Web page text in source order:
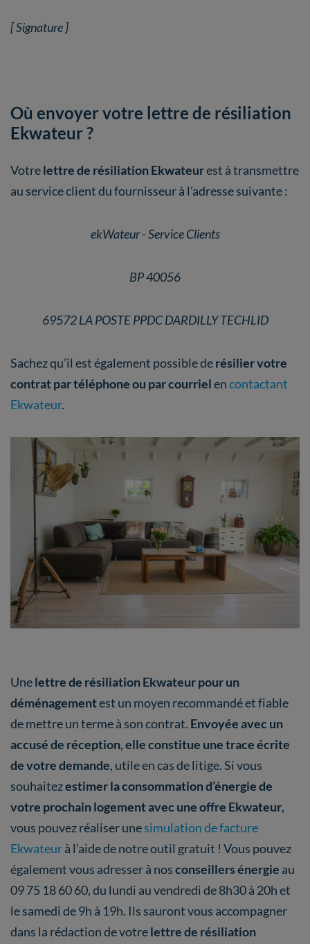
[ Signature ]
Où envoyer votre lettre de résiliation
Ekwateur ?
Votrelettre de résiliation Ekwateurest à transmettre
au service client du fournisseur à l’adresse suivante :
ekWateur - Service Clients
BP 40056
69572 LA POSTE PPDC DARDILLY TECHLID
Sachez qu’il est également possible derésilier votre
contrat par téléphone ou par courrielencontactant
Ekwateur.
Unelettre de résiliation Ekwateur pour un
déménagementest un moyen recommandé et fiable
de mettre un terme à son contrat. Envoyée avec un
accusé de réception, elle constitue une trace écrite
de votre demande, utile en cas de litige. Si vous
souhaitezestimer la consommation d’énergie de
votre prochain logement avec une offre Ekwateur,
vous pouvez réaliser unesimulation de facture
Ekwateurà l’aide de notre outil gratuit ! Vous pouvez
également vous adresser à nosconseillers énergie au
09 75 18 60 60, du lundi au vendredi de 8h30 à 20h et
le samedi de 9h à 19h. Ils sauront vous accompagner
dans la rédaction de votrelettre de résiliation